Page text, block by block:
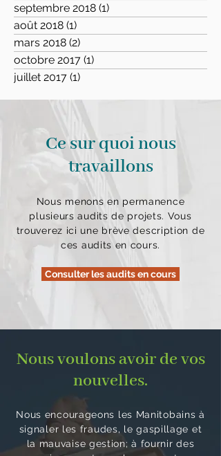
septembre 2018 (1)
août 2018 (1)
mars 2018 (2)
octobre 2017 (1)
juillet 2017 (1)
Ce sur quoi nous
travaillons
Nous menons en permanence
plusieurs audits de projets. Vous
trouverez ici une brève description de
ces audits en cours.
Consulter les audits en cours
Nous voulons avoir de vos
nouvelles.
Nous encourageons les Manitobains à
signaler les fraudes, le gaspillage et
la mauvaise gestion; à fournir des